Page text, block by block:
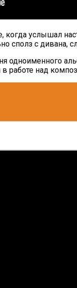
услышал
сполз с дивана,
одноименного
работе над